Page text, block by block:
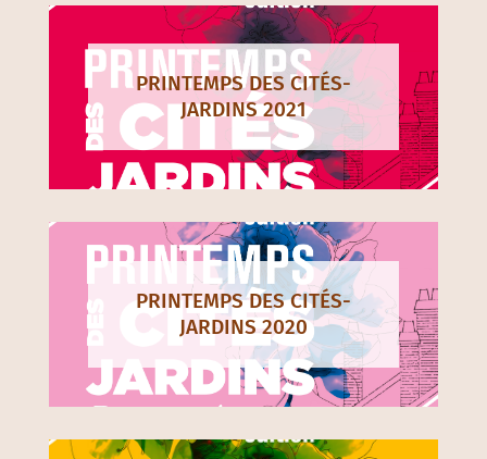
PRINTEMPS DES CITÉS-
JARDINS 2021
PRINTEMPS DES CITÉS-
JARDINS 2020